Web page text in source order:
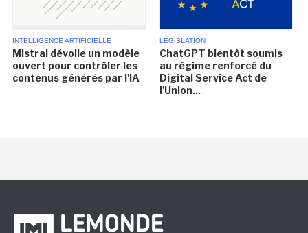
INTELLIGENCE ARTIFICIELLE
Mistral dévoile un modèle
ouvert pour contrôler les
contenus générés par l'IA
LÉGISLATION
ChatGPT bientôt soumis
au régime renforcé du
Digital Service Act de
l'Union...